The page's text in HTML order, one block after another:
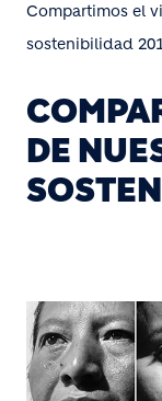
Compartimos el
sostenibilidad
DE